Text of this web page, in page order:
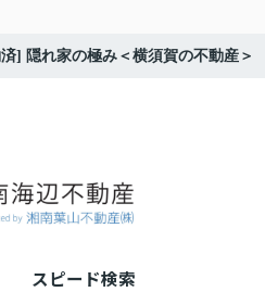
] 隠れ家の極み＜横須賀の不動産＞
スピード検索